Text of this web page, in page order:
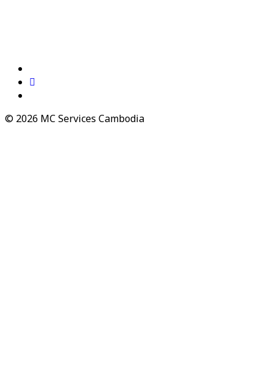
© 2026 MC Services Cambodia